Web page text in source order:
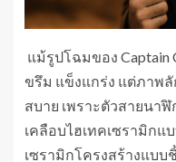
แม้รูปโฉมของ Captain
ขรึม แข็งแกร่ง แต่ภาพ
สบาย เพราะตัวสายนา
เคลือบไฮเทคเซรามิก
เซรามิกโครงสร้างแบ